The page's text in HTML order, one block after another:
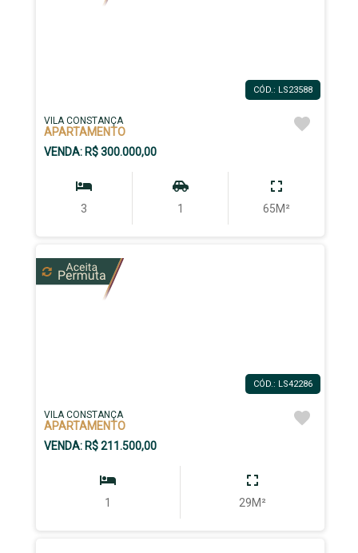
CÓD.: LS23588
VILA CONSTANÇA
APARTAMENTO
VENDA: R$ 300.000,00
3 1 65M²
CÓD.: LS42286
VILA CONSTANÇA
APARTAMENTO
VENDA: R$ 211.500,00
1 29M²